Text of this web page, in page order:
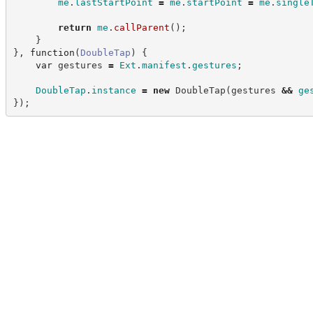
me . lastStartPoint = me . startPoint = me .
return me . callParent ( ) ;
}
} , function ( DoubleTap )
{
var gestures = Ext . manifest . gestures ;
DoubleTap . instance = new DoubleTap (gestures &&
} ) ;